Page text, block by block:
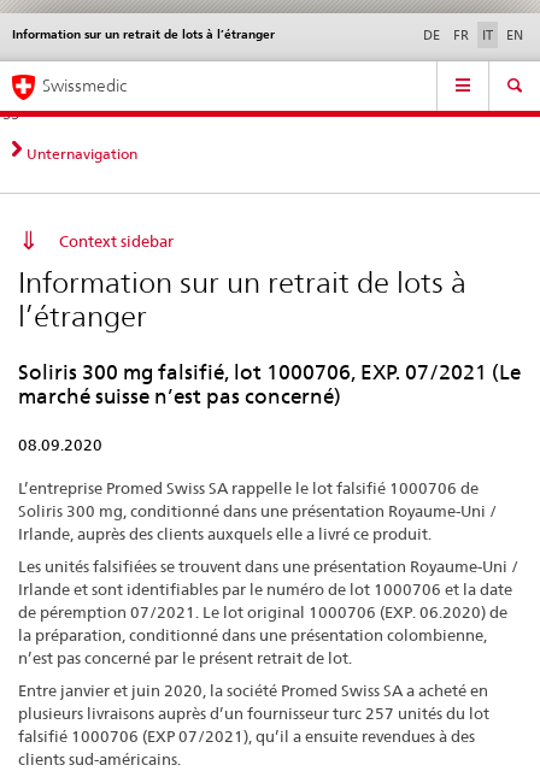
Navigazione
diretta:
novità,
aspetti
contatto
Novità &
norme
Contatto | Supporto &
aiuto
Information sur un retrait de lots à l’étranger DE FR IT EN
Service
Navigation
Swissmedic
Unternavigation
Context sidebar
Information sur un retrait de lots à
l’étranger
Soliris 300 mg falsifié, lot 1000706, EXP. 07/2021 (Le
marché suisse n’est pas concerné)
08.09.2020
L’entreprise Promed Swiss SA rappelle le lot falsifié 1000706 de
Soliris 300 mg, conditionné dans une présentation Royaume-Uni /
Irlande, auprès des clients auxquels elle a livré ce produit.
Les unités falsifiées se trouvent dans une présentation Royaume-Uni /
Irlande et sont identifiables par le numéro de lot 1000706 et la date
de péremption 07/2021. Le lot original 1000706 (EXP. 06.2020) de
la préparation, conditionné dans une présentation colombienne,
n’est pas concerné par le présent retrait de lot.
Entre janvier et juin 2020, la société Promed Swiss SA a acheté en
plusieurs livraisons auprès d’un fournisseur turc 257 unités du lot
falsifié 1000706 (EXP 07/2021), qu’il a ensuite revendues à des
clients sud-américains.